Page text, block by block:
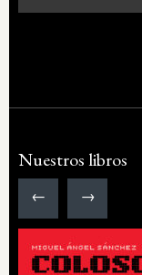
Nuestros libros
← →